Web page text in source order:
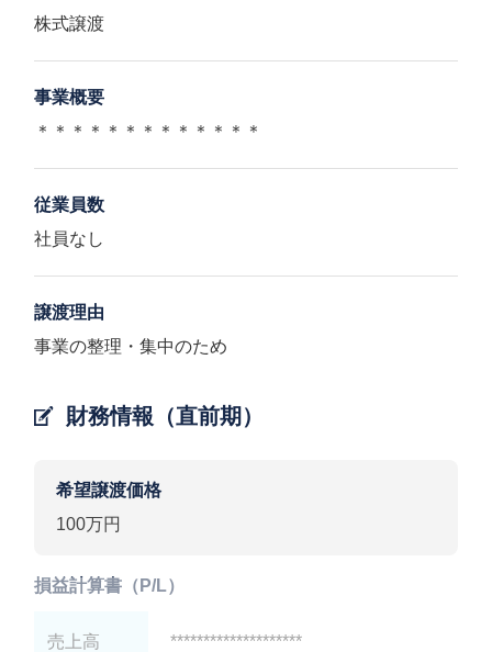
株式譲渡
事業概要
＊＊＊＊＊＊＊＊＊＊＊＊＊
従業員数
社員なし
譲渡理由
事業の整理・集中のため
財務情報（直前期）
希望譲渡価格
100万円
損益計算書（P/L）
売上高 ********************